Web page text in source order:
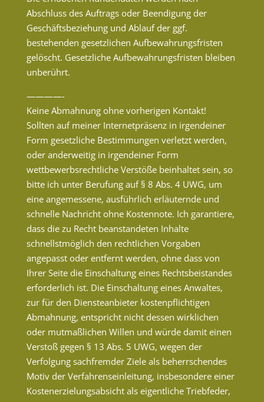
Abschluss des Auftrags oder Beendigung der
Geschäftsbeziehung und Ablauf der ggf.
bestehenden gesetzlichen Aufbewahrungsfristen
gelöscht. Gesetzliche Aufbewahrungsfristen bleiben
unberührt.
————-
Keine Abmahnung ohne vorherigen Kontakt!
Sollten auf meiner Internetpräsenz in irgendeiner
Form gesetzliche Bestimmungen verletzt werden,
oder anderweitig in irgendeiner Form
wettbewerbsrechtliche Verstöße beinhaltet sein, so
bitte ich unter Berufung auf § 8 Abs. 4 UWG, um
eine angemessene, ausführlich erläuternde und
schnelle Nachricht ohne Kostennote. Ich garantiere,
dass die zu Recht beanstandeten Inhalte
schnellstmöglich den rechtlichen Vorgaben
angepasst oder entfernt werden, ohne dass von
Ihrer Seite die Einschaltung eines Rechtsbeistandes
erforderlich ist. Die Einschaltung eines Anwaltes,
zur für den Diensteanbieter kostenpflichtigen
Abmahnung, entspricht nicht dessen wirklichen
oder mutmaßlichen Willen und würde damit einen
Verstoß gegen § 13 Abs. 5 UWG, wegen der
Verfolgung sachfremder Ziele als beherrschendes
Motiv der Verfahrenseinleitung, insbesondere einer
Kostenerzielungsabsicht als eigentliche Triebfeder,